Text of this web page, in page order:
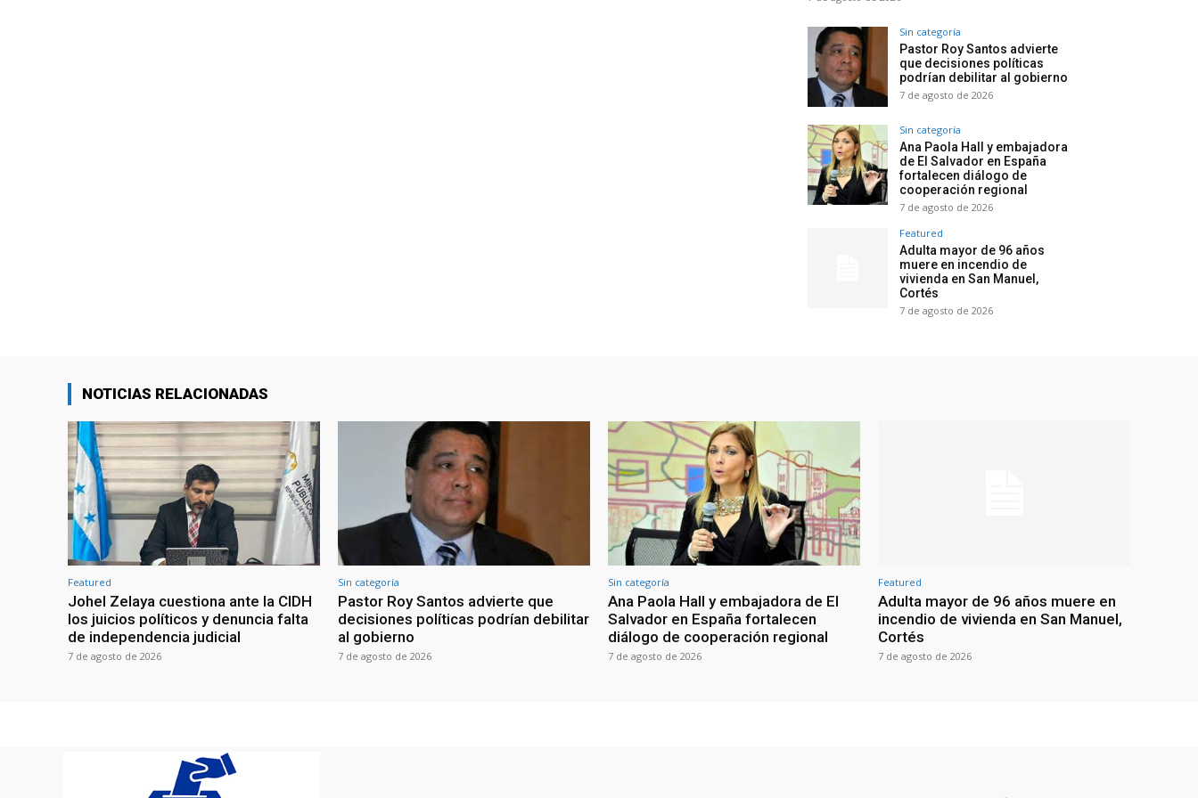
Sin categoría
Pastor Roy Santos advierte
que decisiones políticas
podrían debilitar al gobierno
7 de agosto de 2026
Sin categoría
Ana Paola Hall y embajadora
de El Salvador en España
fortalecen diálogo de
cooperación regional
7 de agosto de 2026
Featured
Adulta mayor de 96 años
muere en incendio de
vivienda en San Manuel,
Cortés
7 de agosto de 2026
NOTICIAS RELACIONADAS
Featured
Johel Zelaya cuestiona ante la CIDH
los juicios políticos y denuncia falta
de independencia judicial
7 de agosto de 2026
Sin categoría
Pastor Roy Santos advierte que
decisiones políticas podrían debilitar
al gobierno
7 de agosto de 2026
Sin categoría
Ana Paola Hall y embajadora de El
Salvador en España fortalecen
diálogo de cooperación regional
7 de agosto de 2026
Featured
Adulta mayor de 96 años muere en
incendio de vivienda en San Manuel,
Cortés
7 de agosto de 2026